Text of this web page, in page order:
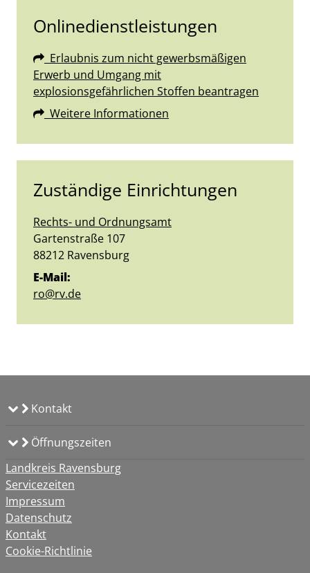
Onlinedienstleistungen
Erlaubnis zum nicht gewerbsmäßigen
Erwerb und Umgang mit
explosionsgefährlichen Stoffen beantragen
Weitere Informationen
Zuständige Einrichtungen
Rechts- und Ordnungsamt
Straße:
Gartenstraße Hausnummer:
107
PLZ:
88212 Ort:
Ravensburg
E-Mail:
ro@rv.de
Kontakt
Öffnungszeiten
Landkreis Ravensburg
Servicezeiten
Impressum
Datenschutz
Kontakt
Cookie-Richtlinie